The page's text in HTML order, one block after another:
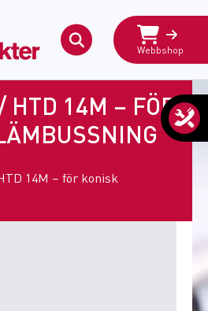
Webbshop
HTD 14M – FÖR
14M – för konisk